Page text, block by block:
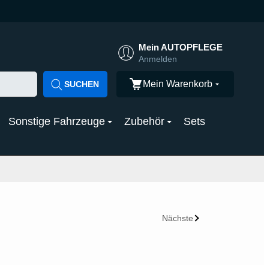
Mein AUTOPFLEGE
Anmelden
SUCHEN Mein Warenkorb
Sonstige Fahrzeuge Zubehör
Sets
Nächste